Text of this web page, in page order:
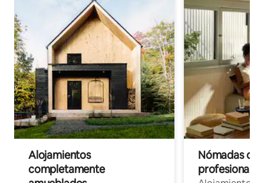
Alojamientos
completamente
Nómadas